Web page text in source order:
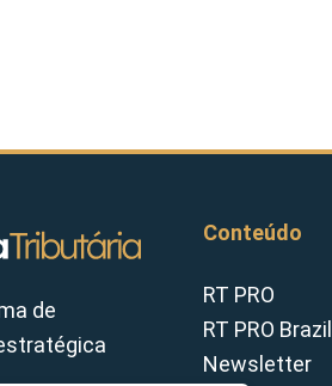
de
Conteúdo
RT PRO
RT PRO Brazil
Newsletter